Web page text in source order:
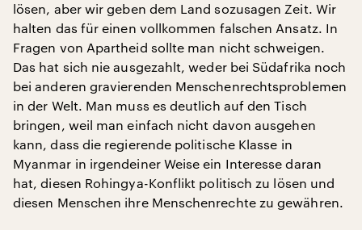
lösen, aber wir geben dem Land sozusagen Zeit. Wir
halten das für einen vollkommen falschen Ansatz. In
Fragen von Apartheid sollte man nicht schweigen.
Das hat sich nie ausgezahlt, weder bei Südafrika noch
bei anderen gravierenden Menschenrechtsproblemen
in der Welt. Man muss es deutlich auf den Tisch
bringen, weil man einfach nicht davon ausgehen
kann, dass die regierende politische Klasse in
Myanmar in irgendeiner Weise ein Interesse daran
hat, diesen Rohingya-Konflikt politisch zu lösen und
diesen Menschen ihre Menschenrechte zu gewähren.